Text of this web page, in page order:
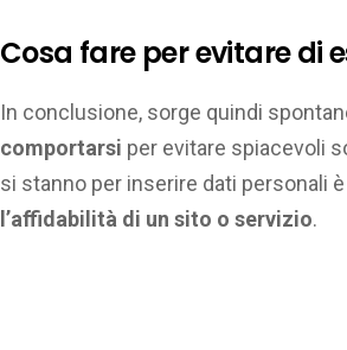
Cosa fare per evitare di
In conclusione, sorge quindi
comportarsi per evitare spiacevoli
si stanno per inserire dati personali
l’affidabilità di un sito o servizio.